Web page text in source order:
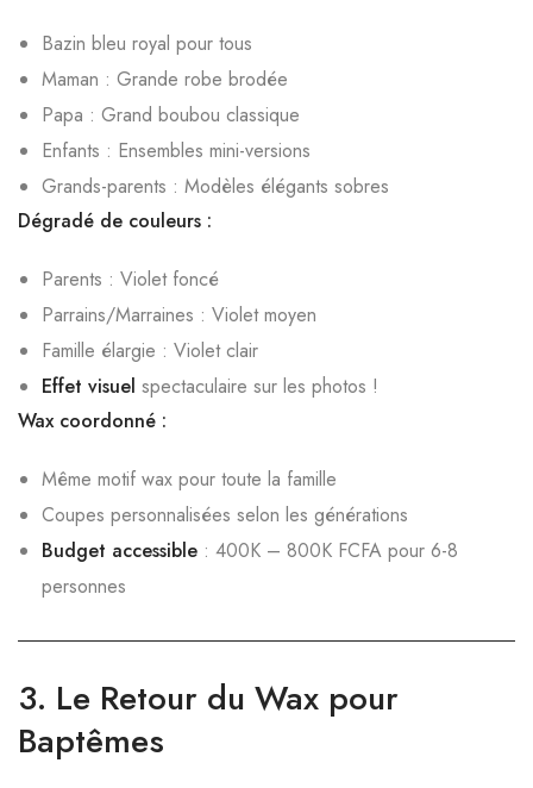
Bazin bleu royal pour tous
Maman : Grande robe brodée
Papa : Grand boubou classique
Enfants : Ensembles mini-versions
Grands-parents : Modèles élégants sobres
Dégradé de couleurs :
Parents : Violet foncé
Parrains/Marraines : Violet moyen
Famille élargie : Violet clair
Effet visuel spectaculaire sur les photos !
Wax coordonné :
Même motif wax pour toute la famille
Coupes personnalisées selon les générations
Budget accessible : 400K – 800K FCFA pour 6-8
personnes
3. Le Retour du Wax pour
Baptêmes